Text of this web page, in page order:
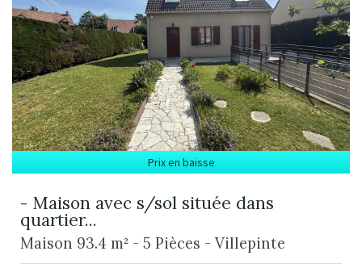
Prix en baisse
- Maison avec s/sol située dans
quartier...
Maison 93.4 m² - 5 Pièces - Villepinte